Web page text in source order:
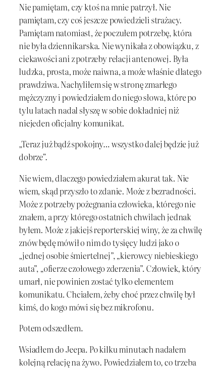
Nie pamiętam, czy ktoś na mnie patrzył. Nie
pamiętam, czy coś jeszcze powiedzieli strażacy.
Pamiętam natomiast, że poczułem potrzebę, która
nie była dziennikarska. Nie wynikała z obowiązku, z
ciekawości ani z potrzeby relacji antenowej. Była
ludzka, prosta, może naiwna, a może właśnie dlatego
prawdziwa. Nachyliłem się w stronę zmarłego
mężczyzny i powiedziałem do niego słowa, które po
tylu latach nadal słyszę w sobie dokładniej niż
niejeden oficjalny komunikat.
„Teraz już bądź spokojny… wszystko dalej będzie już
dobrze”.
Nie wiem, dlaczego powiedziałem akurat tak. Nie
wiem, skąd przyszło to zdanie. Może z bezradności.
Może z potrzeby pożegnania człowieka, którego nie
znałem, a przy którego ostatnich chwilach jednak
byłem. Może z jakiejś reporterskiej winy, że za chwilę
znów będę mówił o nim do tysięcy ludzi jako o
„jednej osobie śmiertelnej”, „kierowcy niebieskiego
auta”, „ofierze czołowego zderzenia”. Człowiek, który
umarł, nie powinien zostać tylko elementem
komunikatu. Chciałem, żeby choć przez chwilę był
kimś, do kogo mówi się bez mikrofonu.
Potem odszedłem.
Wsiadłem do Jeepa. Po kilku minutach nadałem
kolejną relację na żywo. Powiedziałem to, co trzeba